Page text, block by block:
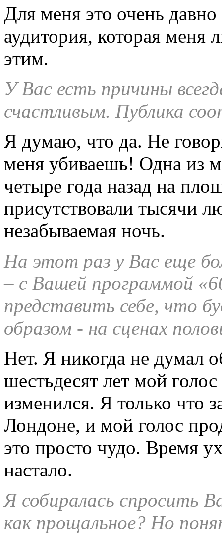
Для меня это очень
аудитория, которая меня
этим.
У Вас есть причины
счастливым. Публика
Я думаю, что да. Не
меня убиваешь! Одна из
четыре года назад на
присутствовали тысячи
незабываемая ночь.
На этот раз у Вас еще
– с Вашей программой
представить себе, что
образом - на сценах
Нет. Я никогда не думал
шестьдесят лет мой
изменился. Я только что
Лондоне, и мой голос
это просто чудо. Время
настало.
Я собиралась спросить
как прощальное? Но